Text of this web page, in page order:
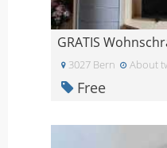
GRATIS
3027 Bern About
Free